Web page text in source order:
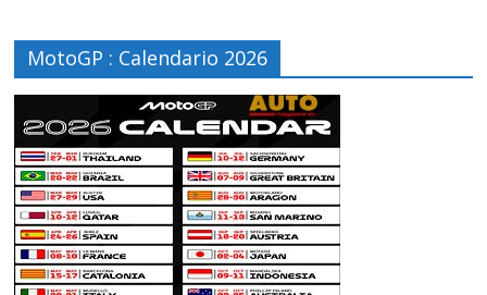
MotoGP : Calendario 2026